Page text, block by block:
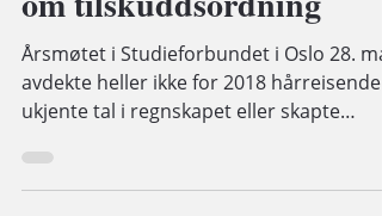
29. juni 2019 2 min lesing
Årsmøte og paneldebatt
om tilskuddsordning